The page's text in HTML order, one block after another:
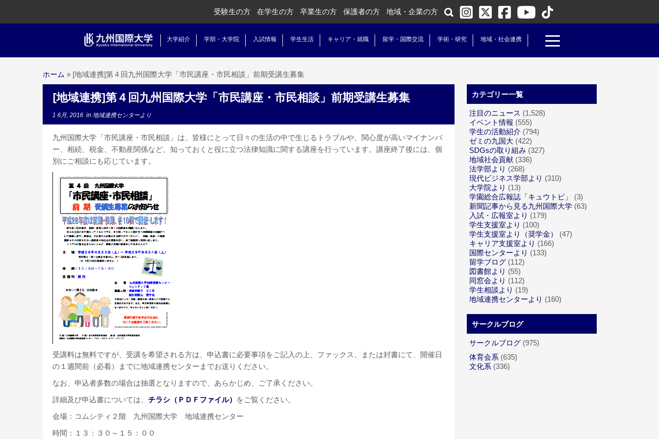
受験生の方 在学生の方 卒業生の方 保護者の方 地域・企業の方
大学紹介 学部・大学院 入試情報 学生生活 キャリア・就職 留学・国際交流 学術・研究 地域・社会連携
ホーム » [地域連携]第４回九州国際大学「市民講座・市民相談」前期受講生募集
[地域連携]第４回九州国際大学「市民講座・市民相談」前期受講生募集
1 6月, 2016 in 地域連携センターより
九州国際大学「市民講座・市民相談」は、皆様にとって日々の生活の中で生じるトラブルや、関心度が高いマイナンバ
ー、相続、税金、不動産関係など、知っておくと役に立つ法律知識に関する講座を行っています。講座終了後には、個
別にご相談にも応じています。
受講料は無料ですが、受講を希望される方は、申込書に必要事項をご記入の上、ファックス、または封書にて、開催日
の１週間前（必着）までに地域連携センターまでお送りください。
なお、申込者多数の場合は抽選となりますので、あらかじめ、ご了承ください。
詳細及び申込書については、 チラシ（ＰＤＦファイル）
をご覧ください。
会場：コムシティ２階 九州国際大学 地域連携センター
時間：１３：３０～１５：００
カテゴリー一覧
注目のニュース (1,528)
イベント情報 (555)
学生の活動紹介 (794)
ゼミの九国大 (422)
SDGsの取り組み (327)
地域社会貢献 (336)
法学部より (268)
現代ビジネス学部より (310)
大学院より (13)
学園総合広報誌「キュウトビ」
(3)
新聞記事から見る九州国際大学 (63)
入試・広報室より (179)
学生支援室より (100)
学生支援室より（奨学金）
(47)
キャリア支援室より (166)
国際センターより (133)
留学ブログ (112)
図書館より (55)
同窓会より (112)
学生相談より (19)
地域連携センターより (160)
サークルブログ
サークルブログ (975)
体育会系 (635)
文化系 (336)